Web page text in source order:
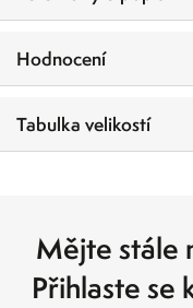
Hodnocení
Tabulka velikostí
Mějte stále
Přihlaste se